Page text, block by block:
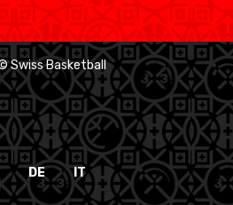
Swiss Basketball
DE IT